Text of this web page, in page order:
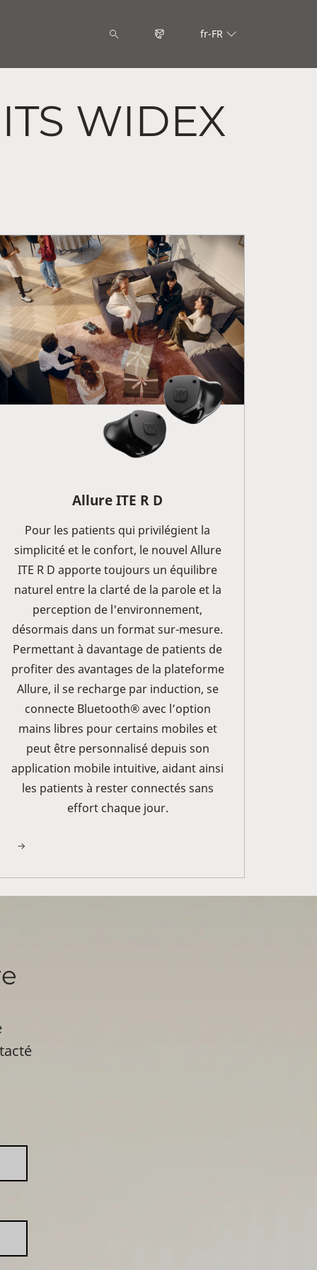
fr-FR
WIDEX
Allure ITE R D
Pour les patients qui privilégient la
simplicité et le confort, le nouvel Allure
ITE R D apporte toujours un équilibre
naturel entre la clarté de la parole et la
perception de l'environnement,
désormais dans un format sur-mesure.
Permettant à davantage de patients de
profiter des avantages de la plateforme
Allure, il se recharge par induction, se
connecte Bluetooth® avec l’option
mains libres pour certains mobiles et
peut être personnalisé depuis son
application mobile intuitive, aidant ainsi
les patients à rester connectés sans
effort chaque jour.